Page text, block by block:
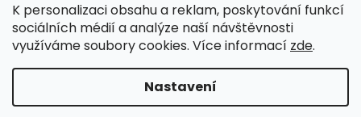
K personalizaci obsahu a reklam, poskytování funkcí
sociálních médií a analýze naší návštěvnosti
využíváme soubory cookies. Více informací zde.
Nastavení
Informace o souborech cookies
Reklamační řád
Obchodní podmínky